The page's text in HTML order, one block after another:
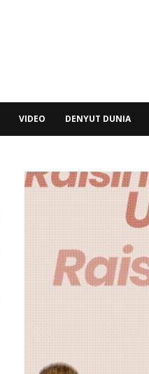
VIDEO DENYUT DUNIA